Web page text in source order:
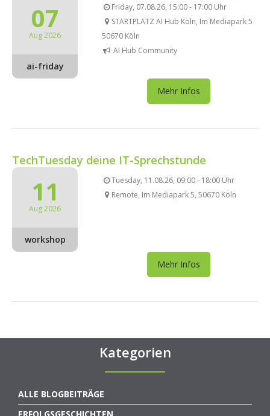
07
Aug 2026
ai-friday
Friday, 07.08.26, 15:00 - 17:00 Uhr
STARTPLATZ AI Hub Köln, Im Mediapark 5
50670 Köln
AI Hub Community
Mehr Infos
TechTuesday deine IT-Sprechstunde
11
Aug 2026
workshop
Tuesday, 11.08.26, 09:00 - 18:00 Uhr
Remote, Im Mediapark 5, 50670 Köln
Mehr Infos
Kategorien
ALLE BLOGBEITRÄGE
ERFOLGSGESCHICHTEN